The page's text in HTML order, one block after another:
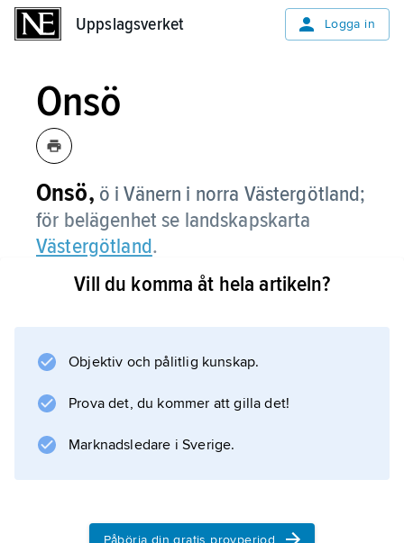
Uppslagsverket Logga in
Onsö
Onsö, ö i Vänern i norra Västergötland;
för belägenhet se landskapskarta
Västergötland.
Information om artikeln
Vill du komma åt hela artikeln?
Objektiv och pålitlig kunskap.
Prova det, du kommer att gilla det!
Marknadsledare i Sverige.
Påbörja din gratis provperiod